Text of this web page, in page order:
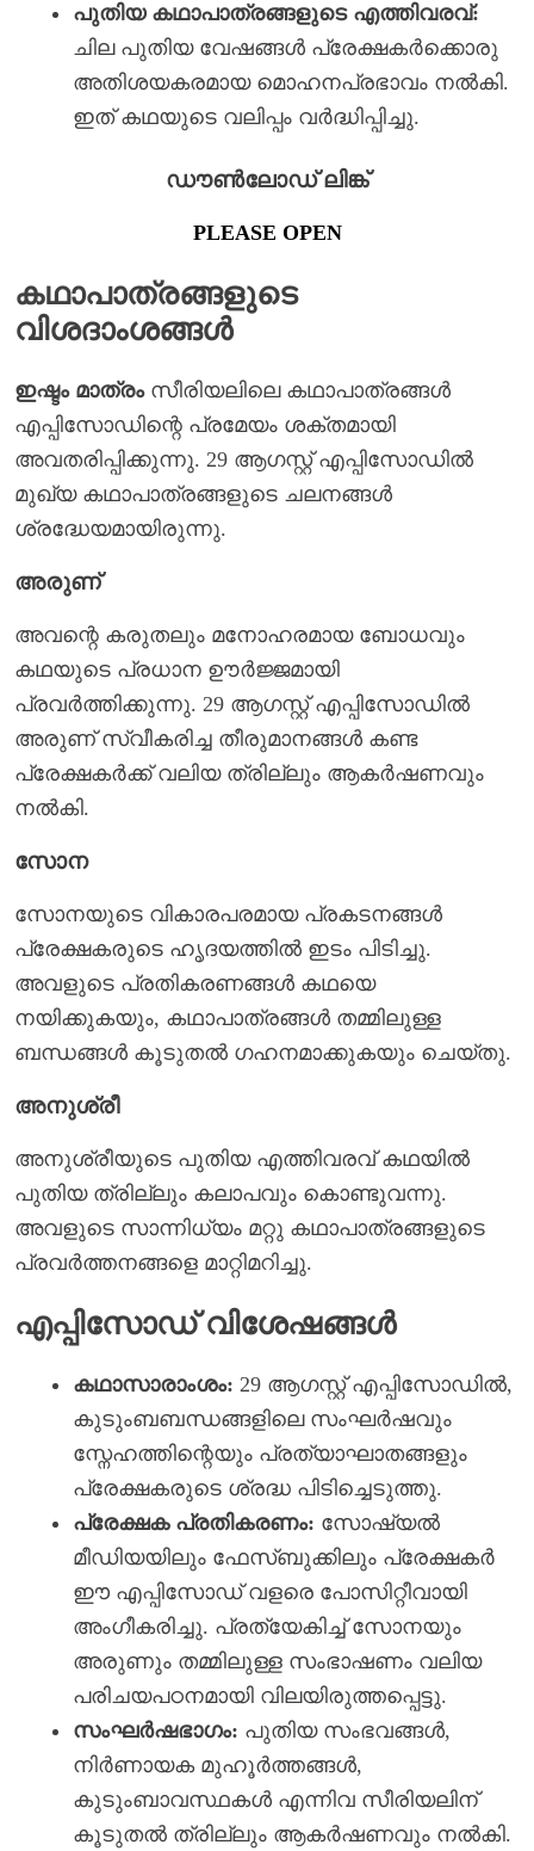
പുതിയ കഥാപാത്രങ്ങളുടെ എത്തിവരവ്:
ചില പുതിയ വേഷങ്ങൾ പ്രേക്ഷകർക്കൊരു
അതിശയകരമായ മൊഹനപ്രഭാവം നൽകി.
ഇത് കഥയുടെ വലിപ്പം വർദ്ധിപ്പിച്ചു.
ഡൗൺലോഡ് ലിങ്ക്
PLEASE OPEN
കഥാപാത്രങ്ങളുടെ
വിശദാംശങ്ങൾ
ഇഷ്ടം മാത്രംസീരിയലിലെ കഥാപാത്രങ്ങൾ
എപ്പിസോഡിന്റെ പ്രമേയം ശക്തമായി
അവതരിപ്പിക്കുന്നു. 29 ആഗസ്റ്റ് എപ്പിസോഡിൽ
മുഖ്യ കഥാപാത്രങ്ങളുടെ ചലനങ്ങൾ
ശ്രദ്ധേയമായിരുന്നു.
അരുണ്
അവന്റെ കരുതലും മനോഹരമായ ബോധവും
കഥയുടെ പ്രധാന ഊർജ്ജമായി
പ്രവർത്തിക്കുന്നു. 29 ആഗസ്റ്റ് എപ്പിസോഡിൽ
അരുണ് സ്വീകരിച്ച തീരുമാനങ്ങൾ കണ്ട
പ്രേക്ഷകർക്ക് വലിയ ത്രില്ലും ആകർഷണവും
നൽകി.
സോന
സോനയുടെ വികാരപരമായ പ്രകടനങ്ങൾ
പ്രേക്ഷകരുടെ ഹൃദയത്തിൽ ഇടം പിടിച്ചു.
അവളുടെ പ്രതികരണങ്ങൾ കഥയെ
നയിക്കുകയും, കഥാപാത്രങ്ങൾ തമ്മിലുള്ള
ബന്ധങ്ങൾ കൂടുതൽ ഗഹനമാക്കുകയും ചെയ്തു.
അനുശ്രീ
അനുശ്രീയുടെ പുതിയ എത്തിവരവ് കഥയിൽ
പുതിയ ത്രില്ലും കലാപവും കൊണ്ടുവന്നു.
അവളുടെ സാന്നിധ്യം മറ്റു കഥാപാത്രങ്ങളുടെ
പ്രവർത്തനങ്ങളെ മാറ്റിമറിച്ചു.
എപ്പിസോഡ് വിശേഷങ്ങൾ
കഥാസാരാംശം: 29 ആഗസ്റ്റ് എപ്പിസോഡിൽ,
കുടുംബബന്ധങ്ങളിലെ സംഘർഷവും
സ്നേഹത്തിന്റെയും പ്രത്യാഘാതങ്ങളും
പ്രേക്ഷകരുടെ ശ്രദ്ധ പിടിച്ചെടുത്തു.
പ്രേക്ഷക പ്രതികരണം: സോഷ്യൽ
മീഡിയയിലും ഫേസ്‌ബുക്കിലും പ്രേക്ഷകർ
ഈ എപ്പിസോഡ് വളരെ പോസിറ്റീവായി
അംഗീകരിച്ചു. പ്രത്യേകിച്ച് സോനയും
അരുണും തമ്മിലുള്ള സംഭാഷണം വലിയ
പരിചയപഠനമായി വിലയിരുത്തപ്പെട്ടു.
സംഘർഷഭാഗം: പുതിയ സംഭവങ്ങൾ,
നിർണായക മുഹൂർത്തങ്ങൾ,
കുടുംബാവസ്ഥകൾ എന്നിവ സീരിയലിന്
കൂടുതൽ ത്രില്ലും ആകർഷണവും നൽകി.